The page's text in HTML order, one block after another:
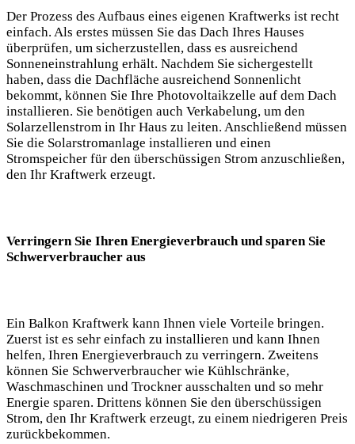
Der Prozess des⁢ Aufbaus eines eigenen Kraftwerks ist recht
‍einfach. ⁢Als erstes‍ müssen Sie das Dach Ihres ⁤Hauses
überprüfen,​ um ⁣sicherzustellen, dass es ausreichend⁢
Sonneneinstrahlung erhält. Nachdem Sie sichergestellt‍
haben, ⁣dass die Dachfläche ausreichend Sonnenlicht
bekommt, können Sie Ihre Photovoltaikzelle auf dem ​Dach
installieren. Sie benötigen auch⁤ Verkabelung, um den
Solarzellenstrom in Ihr Haus zu​ leiten. Anschließend⁢ müssen
⁤Sie die​ Solarstromanlage installieren und einen
Stromspeicher für ‍den überschüssigen Strom anzuschließen,
den Ihr Kraftwerk erzeugt.
Verringern Sie Ihren Energieverbrauch und sparen‌ Sie‍
Schwerverbraucher aus
Ein Balkon Kraftwerk ⁣kann ⁢Ihnen⁢ viele Vorteile​ bringen.
Zuerst ist es ​sehr​ einfach zu installieren und kann ‌Ihnen
helfen, Ihren Energieverbrauch⁢ zu verringern. Zweitens
können Sie Schwerverbraucher wie Kühlschränke,
Waschmaschinen und Trockner⁤ ausschalten und​ so mehr​
Energie sparen. Drittens können Sie den⁢ überschüssigen‍
Strom, den Ihr Kraftwerk ‌erzeugt, zu⁣ einem‌ niedrigeren‍ Preis
zurückbekommen.